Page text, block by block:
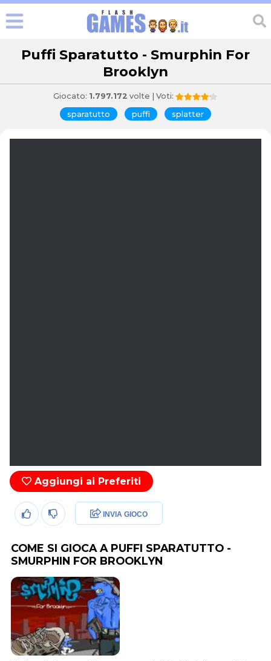
Puffi Sparatutto - Smurphin For
Brooklyn
Giocato: 1.797.172 volte | Voti:
sparatutto puffi splatter
Aggiungi ai Preferiti
INVIA GIOCO
COME SI GIOCA A PUFFI SPARATUTTO -
SMURPHIN FOR BROOKLYN